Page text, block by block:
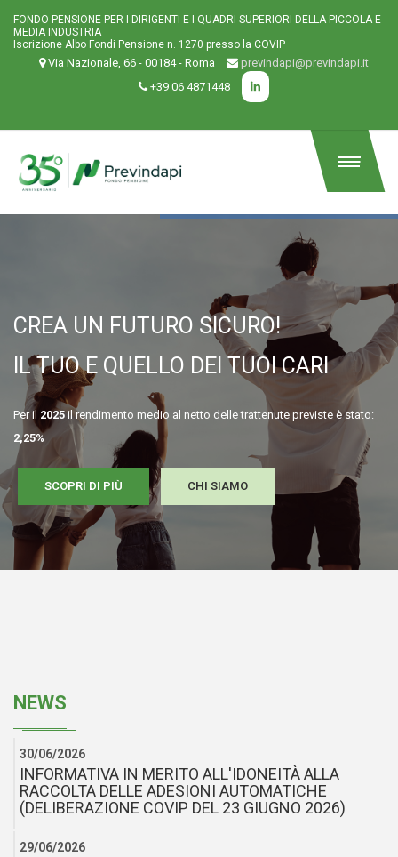
FONDO PENSIONE PER I DIRIGENTI E I QUADRI SUPERIORI DELLA PICCOLA E
MEDIA INDUSTRIA
Iscrizione Albo Fondi Pensione n. 1270 presso la COVIP
Via Nazionale, 66 - 00184 - Roma
previndapi@previndapi.it
+39 06 4871448
CREA UN FUTURO SICURO!
IL TUO E QUELLO DEI TUOI CARI
Per il 2025 il rendimento medio al netto delle trattenute previste è stato:
2,25%
CHI SIAMO
SCOPRI DI PIÙ
NEWS
30/06/2026
INFORMATIVA IN MERITO ALL'IDONEITÀ ALLA
RACCOLTA DELLE ADESIONI AUTOMATICHE
(DELIBERAZIONE COVIP DEL 23 GIUGNO 2026)
29/06/2026